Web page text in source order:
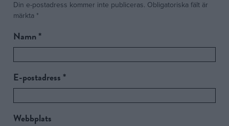
Din e-postadress kommer inte publiceras. Obligatoriska fält är
märkta *
Namn*
E-postadress*
Webbplats
Alternative: